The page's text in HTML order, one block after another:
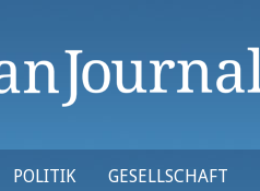
POLITIK GESELLSCHAFT